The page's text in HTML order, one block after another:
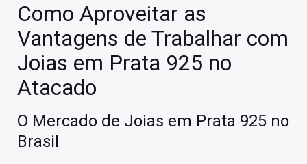
Como Aproveitar as
Vantagens de Trabalhar com
Joias em Prata 925 no
Atacado
O Mercado de Joias em Prata 925 no
Brasil